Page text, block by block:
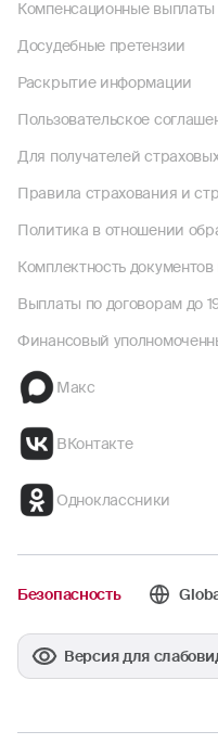
Компенсационные выплаты
Досудебные претензии
Раскрытие информации
Пользовательское
Для получателей
Правила страхования и
Политика в отношении
Комплектность
Выплаты по договорам до
Финансовый
Макс
ВКонтакте
Одноклассники
Безопасность
Версия для